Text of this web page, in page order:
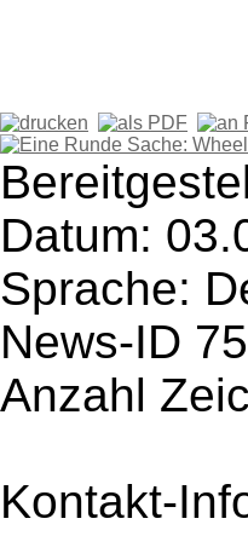
Datum:
Sprache:
News-ID
Anzahl
Kontakt-